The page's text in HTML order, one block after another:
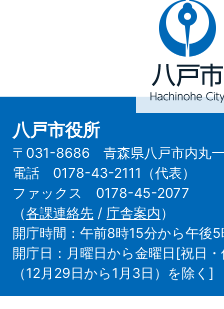
八
戸
市
Hachinohe
City
八戸市役所
〒031-8686 青森県八戸市内丸一
電話 0178-43-2111（代表）
ファックス 0178-45-2077
（各課連絡先 / 庁舎案内）
開庁時間：午前8時15分から午後5
開庁日：月曜日から金曜日[祝日
（12月29日から1月3日）を除く]